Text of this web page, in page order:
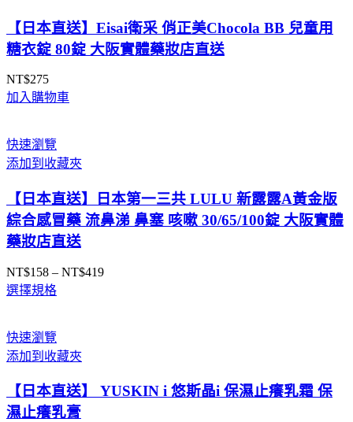
【日本直送】Eisai衛采 俏正美Chocola BB 兒童用
糖衣錠 80錠 大阪實體藥妝店直送
NT$275
加入購物車
快速瀏覽
添加到收藏夾
【日本直送】日本第一三共 LULU 新露露A黃金版
綜合感冒藥 流鼻涕 鼻塞 咳嗽 30/65/100錠 大阪實體
藥妝店直送
NT$158 – NT$419價
選擇規格
快速瀏覽
添加到收藏夾
【日本直送】 YUSKIN i 悠斯晶i 保濕止癢乳霜 保
濕止癢乳膏